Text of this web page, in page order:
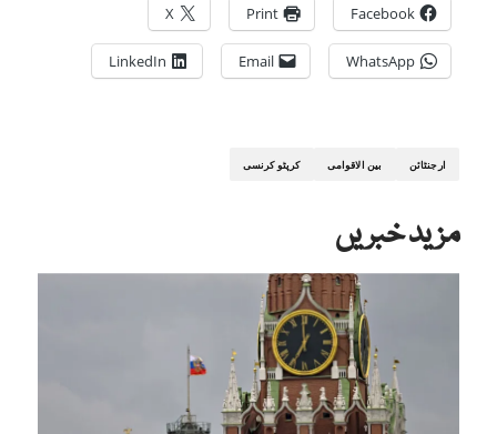
Facebook
Print
X
WhatsApp
Email
LinkedIn
ارجنٹائن بین الاقوامی کرپٹو کرنسی
مزید خبریں